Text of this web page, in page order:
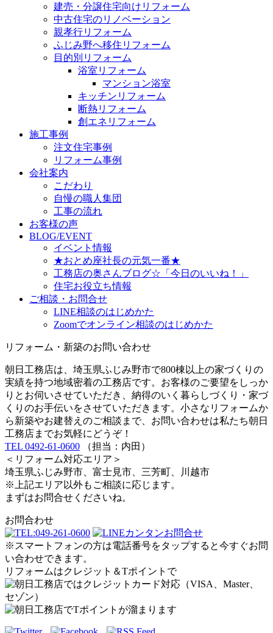
建売・分譲住宅向けリフォーム
中古住宅のリノベーション
親孝行リフォーム
ふじみ野へ移住リフォーム
目的別リフォーム
浴室リフォーム
マンション浴室
キッチンリフォーム
断熱リフォーム
創エネリフォーム
施工事例
注文住宅事例
リフォーム事例
会社案内
こだわり
自慢の職人集団
工事の流れ
お客様の声
BLOG/EVENT
イベント情報
★おとめ座社長の元気一番★
工務店の奥さんブログ☆「今日のいいね！」
住宅お役立ち情報
ご相談・お問合せ
LINE相談のはじめかた
Zoomでオンライン相談のはじめかた
リフォーム・新築のお問い合わせ
朝日工務店は、埼玉県ふじみ野市で800棟以上の家づくりの
実績を持つ地域密着の工務店です。お客様のご要望をしっか
りとお伺いさせていただき、納得のいく暮らしづくり・家づ
くりのお手伝いをさせていただきます。小さなリフォームか
ら新築やお建替えのご相談まで、お問い合わせは私たち朝日
工務店までお気軽にどうぞ！
TEL 0492-61-0600 （担当：内田）
＜リフォーム対応エリア＞
埼玉県ふじみ野市、富士見市、三芳町、川越市
※上記エリア以外もご相談に応じます。
まずはお問合せくださいね。
お問合わせ
※スマートフォンの方は電話番号をタップすると今すぐお問
い合わせできます。
リフォームはクレジット＆Tポイントで